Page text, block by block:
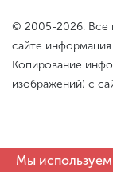
© 2005-2026. Все
сайте
Копирование
изображений) с
Мы